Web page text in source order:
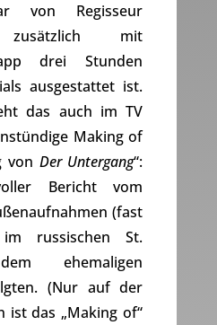
von Regisseur
zusätzlich mit
drei Stunden
ausgestattet ist.
das auch im TV
Making of
von Der Untergang“:
Bericht vom
(fast
im russischen St.
ehemaligen
(Nur auf der
ist das „Making of“